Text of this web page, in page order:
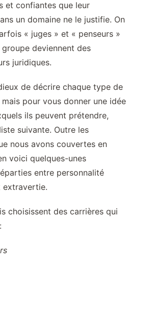
et confiantes que leur
un domaine ne le justifie. On
« juges » et « penseurs »
groupe deviennent des
juridiques.
de décrire chaque type de
pour vous donner une idée
ils peuvent prétendre,
suivante. Outre les
nous avons couvertes en
voici quelques-unes
entre personnalité
choisissent des carrières qui